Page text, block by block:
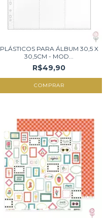
PLÁSTICOS PARA ÁLBUM 30,5 X
30,5CM - MOD...
R$49,90